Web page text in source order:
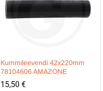
Kummileevendi 42x220mm
78104606 AMAZONE
15,50 €